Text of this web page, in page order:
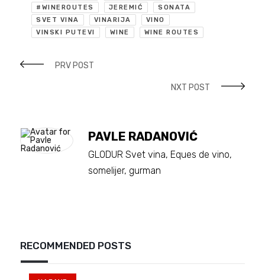
#WINEROUTES
JEREMIĆ
SONATA
SVET VINA
VINARIJA
VINO
VINSKI PUTEVI
WINE WINE ROUTES
PRV POST
NXT POST
PAVLE RADANOVIĆ
GLODUR Svet vina, Eques de vino,
somelijer, gurman
RECOMMENDED POSTS